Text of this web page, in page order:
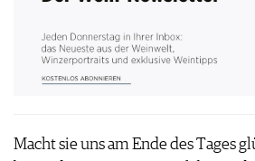
Macht sie uns am Ende des Tages